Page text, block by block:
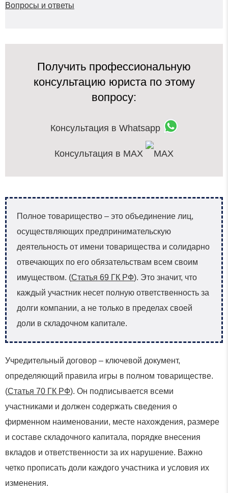
Вопросы и ответы
Получить профессиональную
консультацию юриста по этому
вопросу:
Консультация в Whatsapp
Консультация в MAX
Полное товарищество – это объединение лиц,
осуществляющих предпринимательскую
деятельность от имени товарищества и солидарно
отвечающих по его обязательствам всем своим
имуществом. (Статья 69 ГК РФ). Это значит, что
каждый участник несет полную ответственность за
долги компании, а не только в пределах своей
доли в складочном капитале.
Учредительный договор – ключевой документ,
определяющий правила игры в полном товариществе.
(Статья 70 ГК РФ). Он подписывается всеми
участниками и должен содержать сведения о
фирменном наименовании, месте нахождения, размере
и составе складочного капитала, порядке внесения
вкладов и ответственности за их нарушение. Важно
четко прописать доли каждого участника и условия их
изменения.